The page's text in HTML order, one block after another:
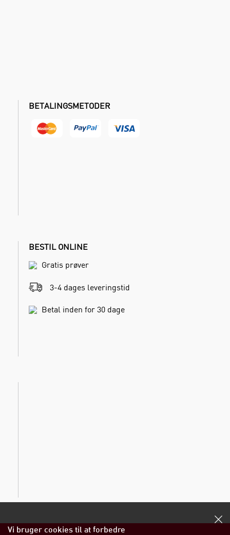
BETALINGSMETODER
BESTIL ONLINE
Gratis prøver
3-4 dages leveringstid
Betal inden for 30 dage
Vi bruger cookies til at forbedre